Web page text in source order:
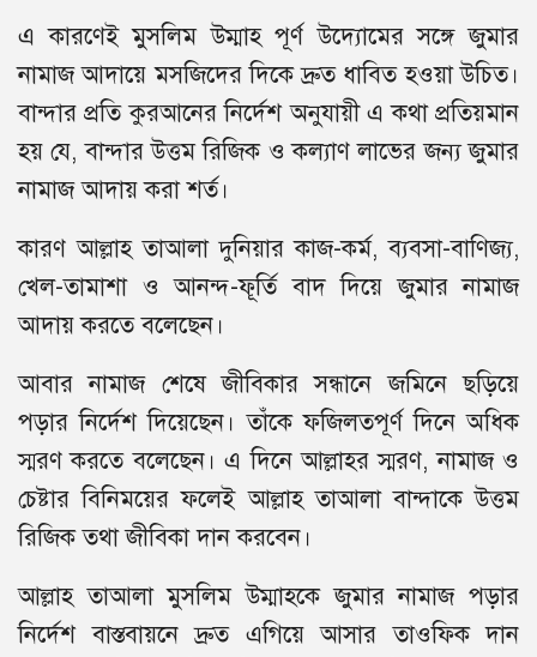
এ কারণেই মুসলিম উম্মাহ পূর্ণ উদ্যোমের সঙ্গে জুমার
নামাজ আদায়ে মসজিদের দিকে দ্রুত ধাবিত হওয়া উচিত।
বান্দার প্রতি কুরআনের নির্দেশ অনুযায়ী এ কথা প্রতিয়মান
হয় যে, বান্দার উত্তম রিজিক ও কল্যাণ লাভের জন্য জুমার
নামাজ আদায় করা শর্ত।
কারণ আল্লাহ তাআলা দুনিয়ার কাজ-কর্ম, ব্যবসা-বাণিজ্য,
খেল-তামাশা ও আনন্দ-ফূর্তি বাদ দিয়ে জুমার নামাজ
আদায় করতে বলেছেন।
আবার নামাজ শেষে জীবিকার সন্ধানে জমিনে ছড়িয়ে
পড়ার নির্দেশ দিয়েছেন। তাঁকে ফজিলতপূর্ণ দিনে অধিক
স্মরণ করতে বলেছেন। এ দিনে আল্লাহর স্মরণ, নামাজ ও
চেষ্টার বিনিময়ের ফলেই আল্লাহ তাআলা বান্দাকে উত্তম
রিজিক তথা জীবিকা দান করবেন।
আল্লাহ তাআলা মুসলিম উম্মাহকে জুমার নামাজ পড়ার
নির্দেশ বাস্তবায়নে দ্রুত এগিয়ে আসার তাওফিক দান